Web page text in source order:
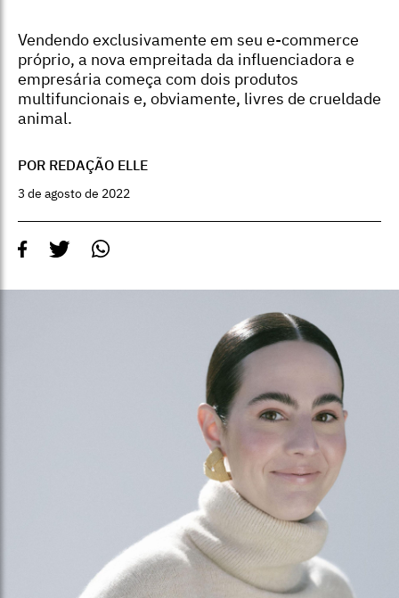
Vendendo exclusivamente em seu e-commerce
próprio, a nova empreitada da influenciadora e
empresária começa com dois produtos
multifuncionais e, obviamente, livres de crueldade
animal.
POR REDAÇÃO ELLE
3 de agosto de 2022